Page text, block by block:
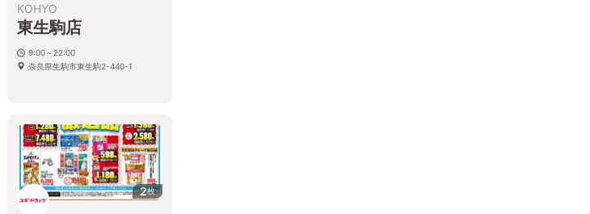
KOHYO
東生駒店
9:00～22:00
奈良県生駒市東生駒2-440-1
2枚